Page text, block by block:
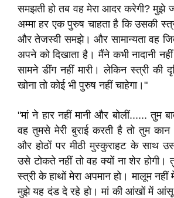
समझती हो तब वह मेरा आदर करेगी? मुझे
अम्मा हर एक पुरुष चाहता है कि उसकी
और तेजस्वी समझे। और सामान्यता वह
अपने को दिखाता है। मैंने कभी नादानी
सामने डींग नहीं मारी। लेकिन स्त्री की
खोना तो कोई भी पुरुष नहीं चाहेगा।"
"मां ने हार नहीं मानी और बोलीं...... तुम
वह तुमसे मेरी बुराई करती है तो तुम
और होठों पर मीठी मुस्कुराहट के साथ
उसे टोकते नहीं तो वह क्यों ना शेर होगी।
स्त्री के हाथों मेरा अपमान हो। मालूम नहीं
मुझे यह दंड दे रहे हो। मां की आंखों में